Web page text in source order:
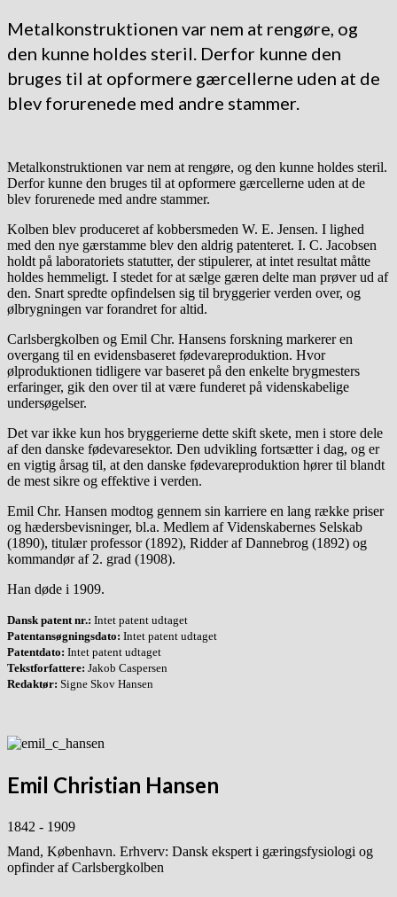
Metalkonstruktionen var nem at rengøre, og
den kunne holdes steril. Derfor kunne den
bruges til at opformere gærcellerne uden at de
blev forurenede med andre stammer.
Metalkonstruktionen var nem at rengøre, og den kunne holdes steril.
Derfor kunne den bruges til at opformere gærcellerne uden at de
blev forurenede med andre stammer.
Kolben blev produceret af kobbersmeden W. E. Jensen. I lighed
med den nye gærstamme blev den aldrig patenteret. I. C. Jacobsen
holdt på laboratoriets statutter, der stipulerer, at intet resultat måtte
holdes hemmeligt. I stedet for at sælge gæren delte man prøver ud af
den. Snart spredte opfindelsen sig til bryggerier verden over, og
ølbrygningen var forandret for altid.
Carlsbergkolben og Emil Chr. Hansens forskning markerer en
overgang til en evidensbaseret fødevareproduktion. Hvor
ølproduktionen tidligere var baseret på den enkelte brygmesters
erfaringer, gik den over til at være funderet på videnskabelige
undersøgelser.
Det var ikke kun hos bryggerierne dette skift skete, men i store dele
af den danske fødevaresektor. Den udvikling fortsætter i dag, og er
en vigtig årsag til, at den danske fødevareproduktion hører til blandt
de mest sikre og effektive i verden.
Emil Chr. Hansen modtog gennem sin karriere en lang række priser
og hædersbevisninger, bl.a. Medlem af Videnskabernes Selskab
(1890), titulær professor (1892), Ridder af Dannebrog (1892) og
kommandør af 2. grad (1908).
Han døde i 1909.
Dansk patent nr.: Intet patent udtaget
Patentansøgningsdato: Intet patent udtaget
Patentdato: Intet patent udtaget
Tekstforfattere: Jakob Caspersen
Redaktør: Signe Skov Hansen
Emil Christian Hansen
1842 - 1909
Mand, København. Erhverv: Dansk ekspert i gæringsfysiologi og
opfinder af Carlsbergkolben